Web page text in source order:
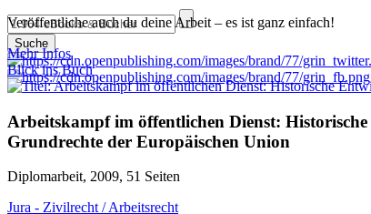
Suche
Veröffentliche auch du deine Arbeit – es ist ganz einfach!
Mehr Infos
Blick ins Buch
Arbeitskampf im öffentlichen Dienst:
Grundrechte der Europäischen Union
Diplomarbeit, 2009, 51 Seiten
Jura - Zivilrecht / Arbeitsrecht